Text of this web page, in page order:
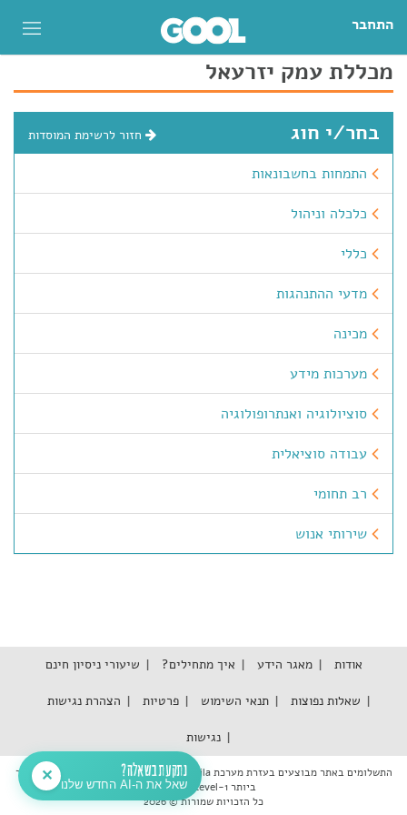
התחבר
מכללת עמק יזרעאל
בחר/י חוג חזור לרשימת המוסדות
התמחות בחשבונאות
כלכלה וניהול
כללי
מדעי ההתנהגות
מכינה
מערכות מידע
סוציולוגיה ואנתרופולוגיה
עבודה סוציאלית
רב תחומי
שירותי אנוש
אודות מאגר הידע איך מתחילים? שיעורי ניסיון חינם
שאלות נפוצות תנאי השימוש פרטיות הצהרת נגישות
נגישות
התשלומים באתר מבוצעים בעזרת מערכת Tranzila אשר עומדת בתקן האבטחה המחמיר
ביותר PCI DSS Level-1
כל הזכויות שמורות © 2026
נתקעת בשאלה?
שאל את ה-AI החדש שלנו
✕